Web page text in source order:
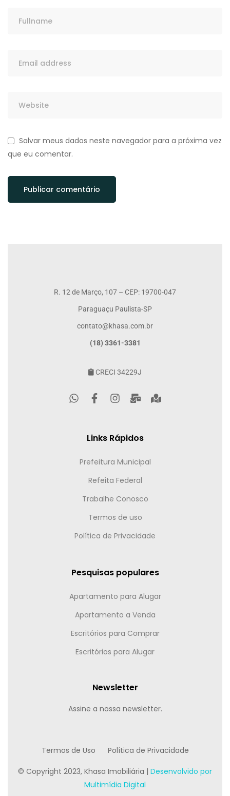
Salvar meus dados neste navegador para a próxima vez
que eu comentar.
R. 12 de Março, 107 – CEP: 19700-047
Paraguaçu Paulista-SP
contato@khasa.com.br
(18) 3361-3381
CRECI 34229J
Links Rápidos
Prefeitura Municipal
Refeita Federal
Trabalhe Conosco
Termos de uso
Política de Privacidade
Pesquisas populares
Apartamento para Alugar
Apartamento a Venda
Escritórios para Comprar
Escritórios para Alugar
Newsletter
Assine a nossa newsletter.
Termos de Uso Política de Privacidade
© Copyright 2023, Khasa Imobiliária | Desenvolvido por
Multimídia Digital